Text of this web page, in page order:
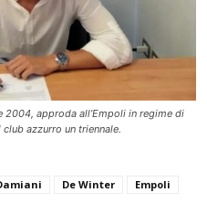
2004, approda all’Empoli in regime di
azzurro un triennale.
De Winter
Empoli